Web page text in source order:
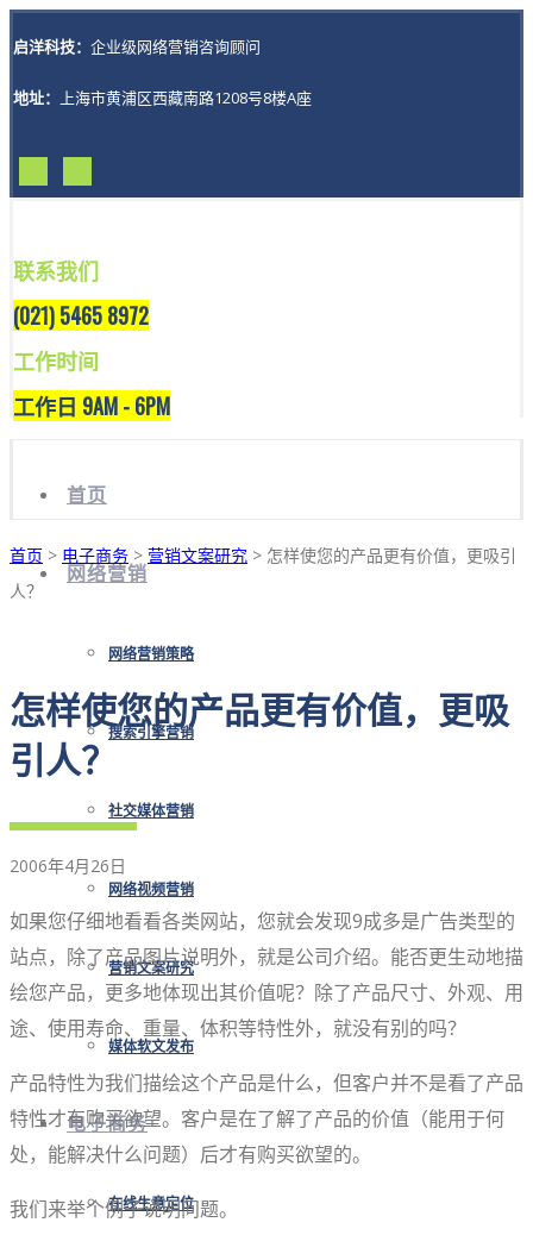
启洋科技： 企业级网络营销咨询顾问
地址： 上海市黄浦区西藏南路1208号8楼A座
联系我们
(021) 5465 8972
工作时间
工作日 9AM - 6PM
首页
网络营销
网络营销策略
搜索引擎营销
社交媒体营销
网络视频营销
营销文案研究
媒体软文发布
电子商务
在线生意定位
首页 > 电子商务 > 营销文案研究 > 怎样使您的产品更有价值，更吸引
人？
怎样使您的产品更有价值，更吸
引人？
2006年4月26日
如果您仔细地看看各类网站，您就会发现9成多是广告类型的
站点，除了产品图片说明外，就是公司介绍。能否更生动地描
绘您产品，更多地体现出其价值呢？除了产品尺寸、外观、用
途、使用寿命、重量、体积等特性外，就没有别的吗？
产品特性为我们描绘这个产品是什么，但客户并不是看了产品
特性才有购买欲望。客户是在了解了产品的价值（能用于何
处，能解决什么问题）后才有购买欲望的。
我们来举个例子说明问题。